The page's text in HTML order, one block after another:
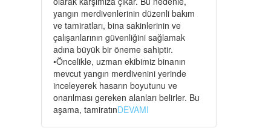
yangın merdivenlerinin düzenli bakım
ve tamiratları, bina sakinlerinin ve
çalışanlarının güvenliğini sağlamak
adına büyük bir öneme sahiptir.
•Öncelikle, uzman ekibimiz binanın
mevcut yangın merdivenini yerinde
inceleyerek hasarın boyutunu ve
onarılması gereken alanları belirler. Bu
aşama, tamiratınDEVAMI